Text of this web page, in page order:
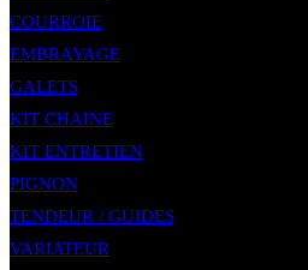
COURROIE
EMBRAYAGE
GALETS
KIT CHAINE
KIT ENTRETIEN
PIGNON
TENDEUR / GUIDES
VARIATEUR